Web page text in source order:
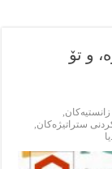
و تۆ
زانستیەکان,
ستراتيژەكان,